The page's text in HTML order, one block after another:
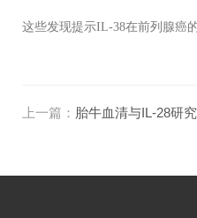
这些发现提示IL-38在前列腺癌
上一篇： 胎牛血清与IL-28研